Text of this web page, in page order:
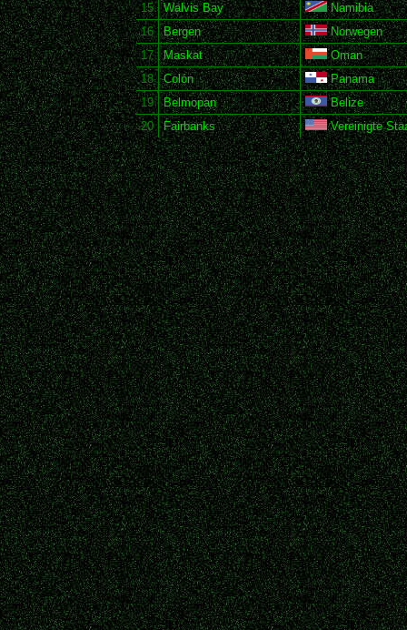
15
Walvis Bay
Namibia
16
Bergen
Norwegen
17
Maskat
Oman
18
Colón
Panama
19
Belmopan
Belize
20
Fairbanks Vereinigte